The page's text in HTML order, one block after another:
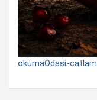
okumaOdasi-